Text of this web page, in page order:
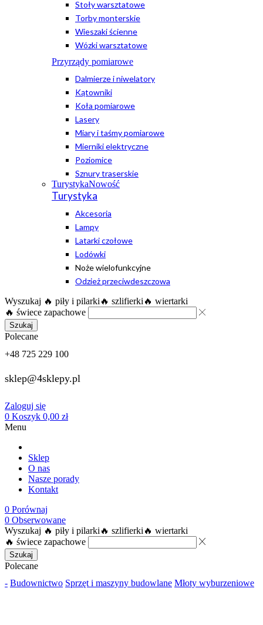
Stoły warsztatowe
Torby monterskie
Wieszaki ścienne
Wózki warsztatowe
Przyrządy pomiarowe
Dalmierze i niwelatory
Kątowniki
Koła pomiarowe
Lasery
Miary i taśmy pomiarowe
Mierniki elektryczne
Poziomice
Sznury traserskie
TurystykaNowość
Turystyka
Akcesoria
Lampy
Latarki czołowe
Lodówki
Noże wielofunkcyjne
Odzież przeciwdeszczowa
Wyszukaj 🔥 piły i pilarki 🔥 szlifierki 🔥 wiertarki
🔥 świece zapachowe
Szukaj
Polecane
+48 725 229 100
sklep@4sklepy.pl
Zaloguj się
0 Koszyk 0,00 zł
Menu
Sklep
O nas
Nasze porady
Kontakt
0 Porównaj
0 Obserwowane
Wyszukaj 🔥 piły i pilarki 🔥 szlifierki 🔥 wiertarki
🔥 świece zapachowe
Szukaj
Polecane
- Budownictwo Sprzęt i maszyny budowlane Młoty wyburzeniowe